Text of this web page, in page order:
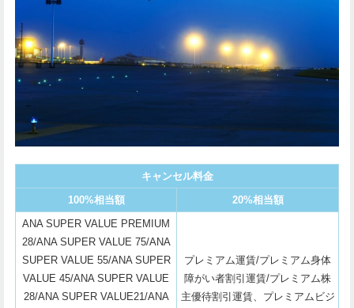
キャンセル料金
100%相当額
20%相当額
ANA SUPER VALUE PREMIUM
28/ANA SUPER VALUE 75/ANA
SUPER VALUE 55/ANA SUPER
VALUE 45/ANA SUPER VALUE
28/ANA SUPER VALUE21/ANA
プレミアム運賃/プレミアム身体
障がい者割引運賃/プレミアム株
主優待割引運賃、プレミアムビジ